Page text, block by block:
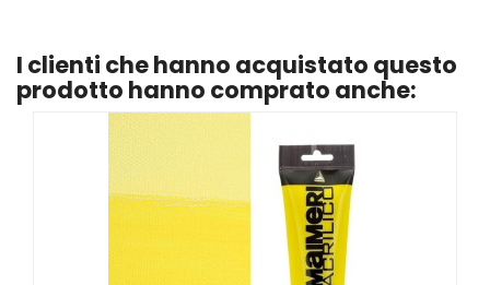
I clienti che hanno acquistato questo
prodotto hanno comprato anche: